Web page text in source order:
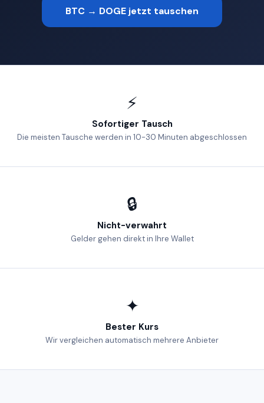
BTC → DOGE jetzt tauschen
⚡
Sofortiger Tausch
Die meisten Tausche werden in 10-30 Minuten abgeschlossen
🔒
Nicht-verwahrt
Gelder gehen direkt in Ihre Wallet
✦
Bester Kurs
Wir vergleichen automatisch mehrere Anbieter